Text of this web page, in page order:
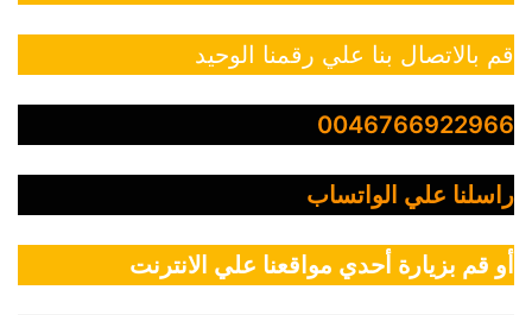
قم بالاتصال بنا علي رقمنا الوحيد
0046766922966
راسلنا علي الواتساب
أو قم بزيارة أحدي مواقعنا علي الانترنت